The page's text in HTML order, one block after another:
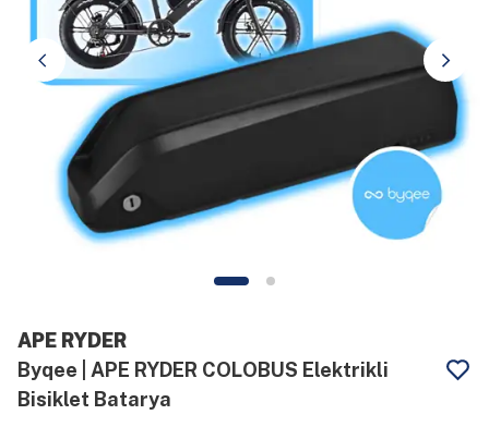
APE RYDER
Byqee | APE RYDER COLOBUS Elektrikli
Bisiklet Batarya